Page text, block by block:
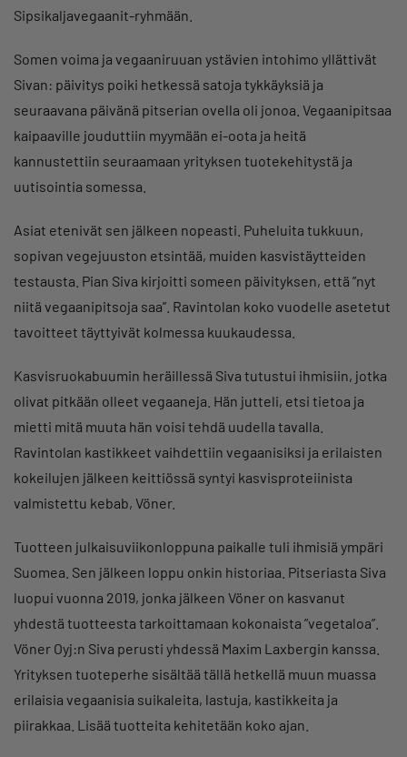
Sipsikaljavegaanit-ryhmään.
Somen voima ja vegaaniruuan ystävien intohimo yllättivät
Sivan: päivitys poiki hetkessä satoja tykkäyksiä ja
seuraavana päivänä pitserian ovella oli jonoa. Vegaanipitsaa
kaipaaville jouduttiin myymään ei-oota ja heitä
kannustettiin seuraamaan yrityksen tuotekehitystä ja
uutisointia somessa.
Asiat etenivät sen jälkeen nopeasti. Puheluita tukkuun,
sopivan vegejuuston etsintää, muiden kasvistäytteiden
testausta. Pian Siva kirjoitti someen päivityksen, että ”nyt
niitä vegaanipitsoja saa”. Ravintolan koko vuodelle asetetut
tavoitteet täyttyivät kolmessa kuukaudessa.
Kasvisruokabuumin heräillessä Siva tutustui ihmisiin, jotka
olivat pitkään olleet vegaaneja. Hän jutteli, etsi tietoa ja
mietti mitä muuta hän voisi tehdä uudella tavalla.
Ravintolan kastikkeet vaihdettiin vegaanisiksi ja erilaisten
kokeilujen jälkeen keittiössä syntyi kasvisproteiinista
valmistettu kebab, Vöner.
Tuotteen julkaisuviikonloppuna paikalle tuli ihmisiä ympäri
Suomea. Sen jälkeen loppu onkin historiaa. Pitseriasta Siva
luopui vuonna 2019, jonka jälkeen Vöner on kasvanut
yhdestä tuotteesta tarkoittamaan kokonaista ”vegetaloa”.
Vöner Oyj:n Siva perusti yhdessä Maxim Laxbergin kanssa.
Yrityksen tuoteperhe sisältää tällä hetkellä muun muassa
erilaisia vegaanisia suikaleita, lastuja, kastikkeita ja
piirakkaa. Lisää tuotteita kehitetään koko ajan.